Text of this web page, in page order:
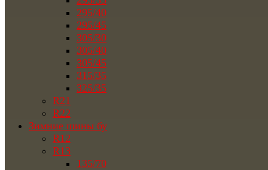
295/40
295/45
305/30
305/40
305/45
315/35
325/35
R21
R22
Зимние шины бу
R12
R13
135/70